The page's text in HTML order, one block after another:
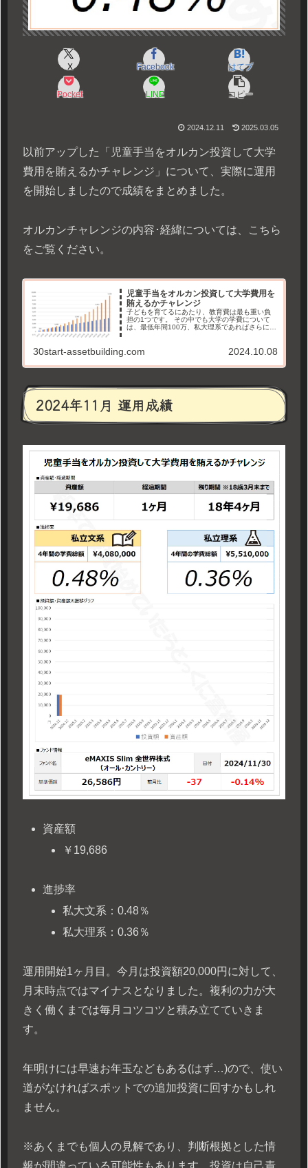
X Facebook はてブ
Pocket LINE コピー
2024.12.11 2025.03.05
以前アップした「児童手当をオルカン投資して大学
費用を賄えるかチャレンジ」について、実際に運用
を開始しましたので成績をまとめました。
オルカンチャレンジの内容･経緯については、こちら
をご覧ください。
児童手当をオルカン投資して大学費用を
賄えるかチャレンジ
子どもを育てるにあたり、教育費は最も重い負
担の1つです。 その中でも大学の学費について
は、最低年間100万、私大理系であればさらに多
そこで、「児童手当を投資して、将来の大学費
用を賄えるか」というチャレンジを始めます。
30start-assetbuilding.com 2024.10.08
2024年11月 運用成績
資産額
￥19,686
進捗率
私大文系：0.48％
私大理系：0.36％
運用開始1ヶ月目。今月は投資額20,000円に対して、
月末時点ではマイナスとなりました。複利の力が大
きく働くまでは毎月コツコツと積み立てていきま
す。
年明けには早速お年玉などもある(はず…)ので、使い
道がなければスポットでの追加投資に回すかもしれ
ません。
※あくまでも個人の見解であり、判断根拠とした情
報が間違っている可能性もあります。投資は自己責